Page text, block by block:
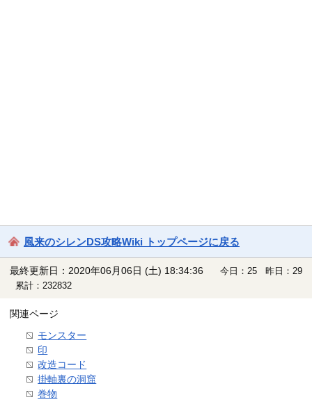
風来のシレンDS攻略Wiki トップページに戻る
最終更新日：2020年06月06日 (土) 18:34:36
今日：25 昨日：29
累計：232832
関連ページ
モンスター
印
改造コード
掛軸裏の洞窟
巻物